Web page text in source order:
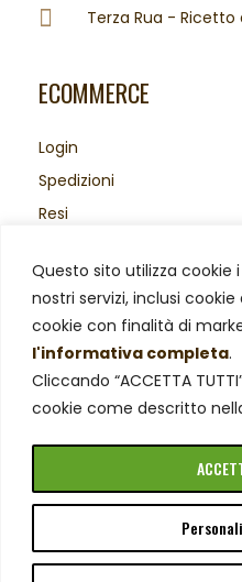
Questo sito utilizza cookie
nostri servizi, inclusi
cookie con finalità di
l'informativa completa.
Cliccando “ACCETTA
cookie come descritto
Terza Rua -
ECOMMERCE
Login
Spedizioni
Resi
Area Legale
Privacy Policy
Cookie Policy
© Azienda Agricola Negro
Tutti i